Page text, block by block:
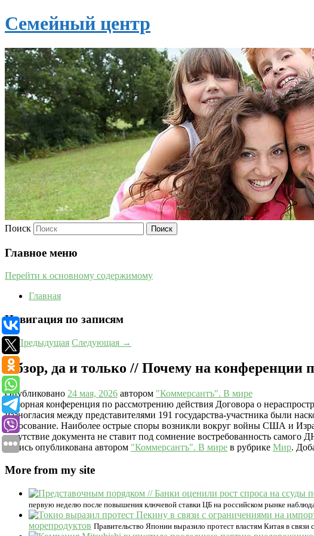
Семейный центр
Поиск
Главное меню
Перейти к основному содержимому
Главная
Навигация по записям
←Предыдущая Следующая →
Обзор, да и только // Почему на конференции
Опубликовано 24 мая, 2026 автором "Коммерсантъ". В мире
Обзорная конференция по рассмотрению действия Договора о
Разногласия между представителями 191 государства-участника были
голосование. Наиболее острые споры возникли вокруг войны США и
отсутствие документа не ставит под сомнение востребованность
Запись опубликована автором "Коммерсантъ". В мире в рубрике Мир.
More from my site
первую неделю после повышения ключевой ставки ЦБ на российском рынке
морепродуктов Правительство Японии выразило протест властям Китая в